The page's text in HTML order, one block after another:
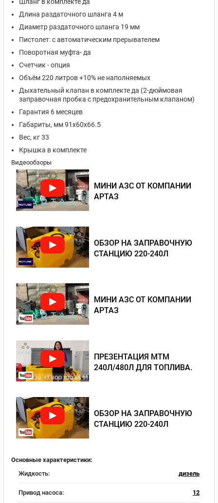
Длина раздаточного шланга 4 м
Диаметр раздаточного шланга 19 мм
Пистолет: с автоматическим прерывателем
Поворотная муфта- да
Счетчик - опция
Объём 220 литров +10% не наполняемых
Дыхательный клапан в комплекте да (2-дюймовая
заправочная пробка с предохранительным клапаном)
Гарантия 6 месяцев
Габариты, мм 91х60х66.5
Вес, кг 33
Крышка в комплекте
Видеообзоры
МИНИ АЗС ОТ КОМПАНИИ
АРТАЗ
ОБЗОР НА ЗАПРАВОЧНУЮ
СТАНЦИЮ 220-240Л
МИНИ АЗС ОТ КОМПАНИИ
АРТАЗ
ПРЕЗЕНТАЦИЯ МТМ
240Л/480Л ДЛЯ ТОПЛИВА.
ОБЗОР НА ЗАПРАВОЧНУЮ
СТАНЦИЮ 220-240Л
Основные характеристики:
Жидкость:
дизель
Привод насоса: 12